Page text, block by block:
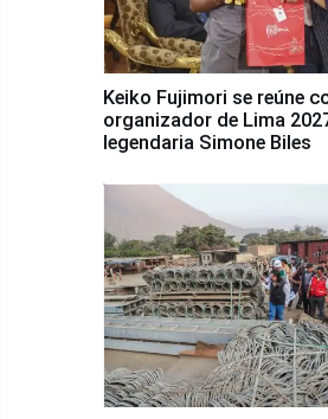
Keiko Fujimori se reúne
organizador de Lima
legendaria Simone Biles